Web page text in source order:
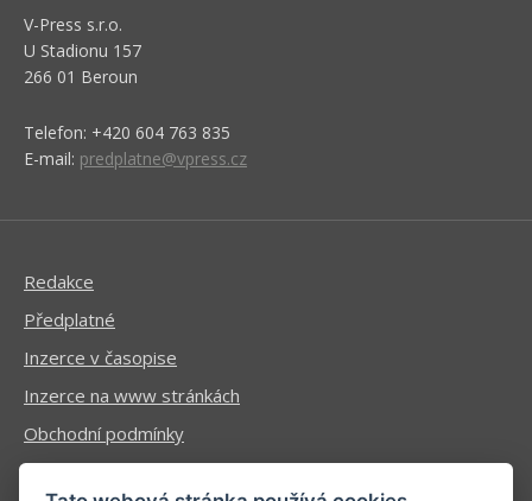
V-Press s.r.o.
U Stadionu 157
266 01 Beroun
Telefon: +420 604 763 835
E-mail: predplatne@vpress.cz
Redakce
Předplatné
Inzerce v časopise
Inzerce na www stránkách
Obchodní podmínky
Ochrana osobních údajů